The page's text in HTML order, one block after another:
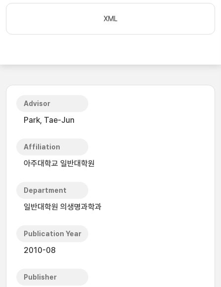
XML
Advisor
Park, Tae-Jun
Affiliation
아주대학교 일반대학원
Department
일반대학원 의생명과학과
Publication Year
2010-08
Publisher